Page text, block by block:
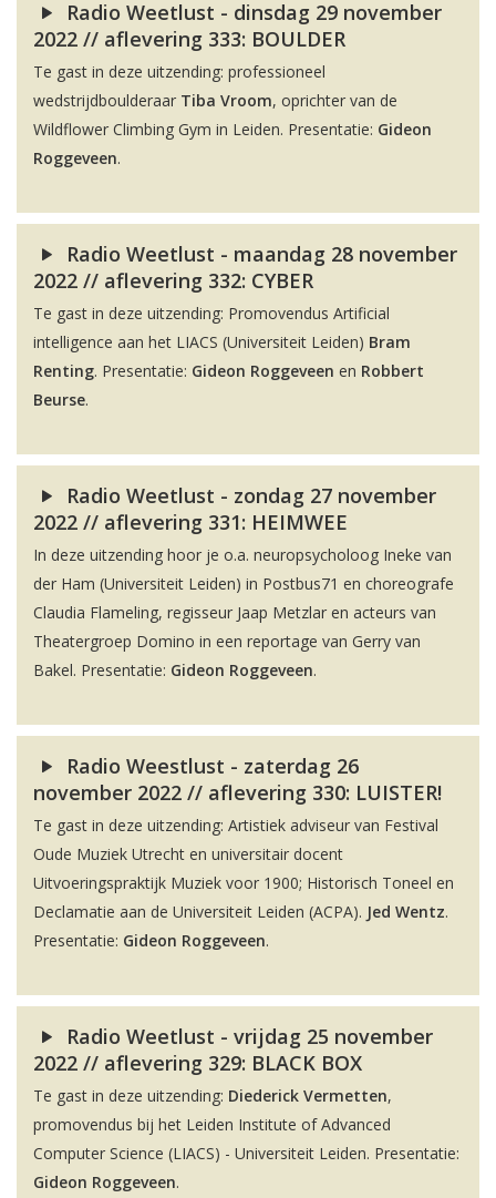
Radio Weetlust - dinsdag 29 november
2022 // aflevering 333: BOULDER
Te gast in deze uitzending: professioneel
wedstrijdboulderaar Tiba Vroom, oprichter van de
Wildflower Climbing Gym in Leiden. Presentatie: Gideon
Roggeveen.
Radio Weetlust - maandag 28 november
2022 // aflevering 332: CYBER
Te gast in deze uitzending: Promovendus Artificial
intelligence aan het LIACS (Universiteit Leiden) Bram
Renting. Presentatie: Gideon Roggeveen en Robbert
Beurse.
Radio Weetlust - zondag 27 november
2022 // aflevering 331: HEIMWEE
In deze uitzending hoor je o.a. neuropsycholoog Ineke van
der Ham (Universiteit Leiden) in Postbus71 en choreografe
Claudia Flameling, regisseur Jaap Metzlar en acteurs van
Theatergroep Domino in een reportage van Gerry van
Bakel. Presentatie: Gideon Roggeveen.
Radio Weestlust - zaterdag 26
november 2022 // aflevering 330: LUISTER!
Te gast in deze uitzending: Artistiek adviseur van Festival
Oude Muziek Utrecht en universitair docent
Uitvoeringspraktijk Muziek voor 1900; Historisch Toneel en
Declamatie aan de Universiteit Leiden (ACPA). Jed Wentz.
Presentatie: Gideon Roggeveen.
Radio Weetlust - vrijdag 25 november
2022 // aflevering 329: BLACK BOX
Te gast in deze uitzending: Diederick Vermetten,
promovendus bij het Leiden Institute of Advanced
Computer Science (LIACS) - Universiteit Leiden. Presentatie:
Gideon Roggeveen.